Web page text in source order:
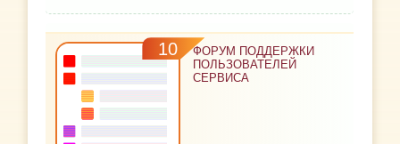
10
ФОРУМ ПОДДЕРЖКИ
ПОЛЬЗОВАТЕЛЕЙ
СЕРВИСА